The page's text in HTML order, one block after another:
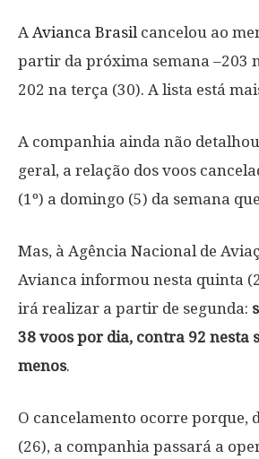
A Avianca Brasilcancelou ao
partir da próxima semana –203
202 na terça (30). A lista está
A companhia ainda não
geral, a relação dos voos
(1º) a domingo (5) da semana
Mas, à Agência Nacional de
Avianca informou nesta quinta
irá realizar a partir de segunda:
38 voos por dia, contra 92 nesta
menos.
O cancelamento ocorre porque,
(26), a companhia passará a